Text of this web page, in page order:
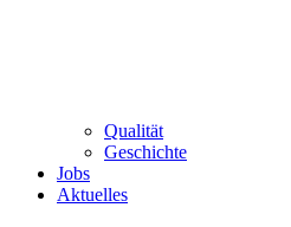
Qualität
Geschichte
Jobs
Aktuelles